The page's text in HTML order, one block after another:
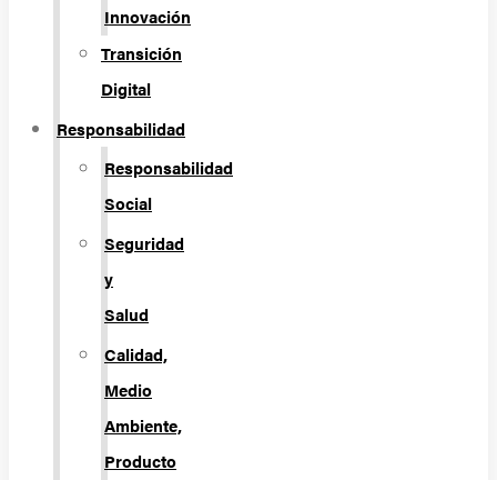
Innovación
Transición
Digital
Responsabilidad
Responsabilidad
Social
Seguridad
y
Salud
Calidad,
Medio
Ambiente,
Producto